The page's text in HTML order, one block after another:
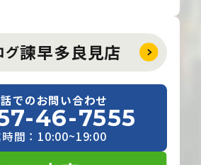
グ諫早多良見店
でのお問い合わせ
46-7555
間：10:00~19:00